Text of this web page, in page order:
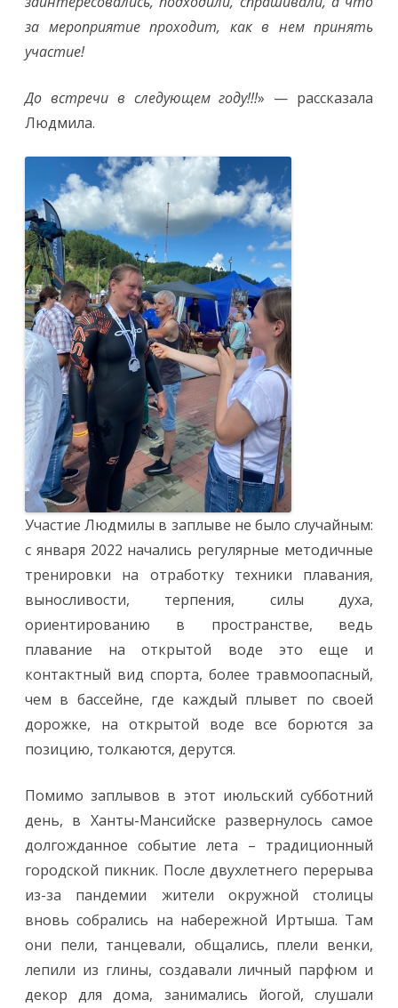
за мероприятие проходит, как в нем принять
участие!
До встречи в следующем году!!!» — рассказала
Людмила.
Участие Людмилы в заплыве не было случайным:
с января 2022 начались регулярные методичные
тренировки на отработку техники плавания,
выносливости, терпения, силы духа,
ориентированию в пространстве, ведь
плавание на открытой воде это еще и
контактный вид спорта, более травмоопасный,
чем в бассейне, где каждый плывет по своей
дорожке, на открытой воде все борются за
позицию, толкаются, дерутся.
Помимо заплывов в этот июльский субботний
день, в Ханты-Мансийске развернулось самое
долгожданное событие лета – традиционный
городской пикник. После двухлетнего перерыва
из-за пандемии жители окружной столицы
вновь собрались на набережной Иртыша. Там
они пели, танцевали, общались, плели венки,
лепили из глины, создавали личный парфюм и
декор для дома, занимались йогой, слушали